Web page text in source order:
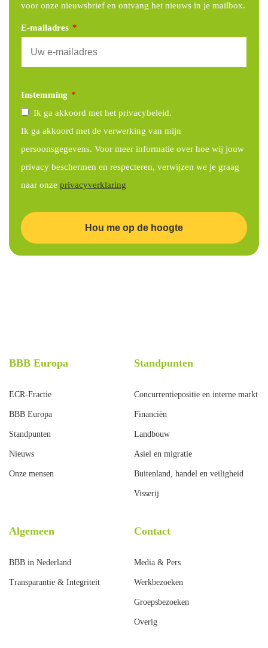
voor onze nieuwsbrief en ontvang het nieuws in je mailbox.
E-mailadres *
Instemming *
Ik ga akkoord met het privacybeleid.
Ik ga akkoord met de verwerking van mijn
persoonsgegevens. Voor meer informatie over hoe wij jouw
privacy beschermen en respecteren, verwijzen we je graag
naar onze privacyverklaring
Hou me op de hoogte
BBB Europa
ECR-Fractie
BBB Europa
Standpunten
Nieuws
Onze mensen
Standpunten
Concurrentiepositie en interne markt
Financiën
Landbouw
Asiel en migratie
Buitenland, handel en veiligheid
Visserij
Algemeen
BBB in Nederland
Transparantie & Integriteit
Contact
Media & Pers
Werkbezoeken
Groepsbezoeken
Overig